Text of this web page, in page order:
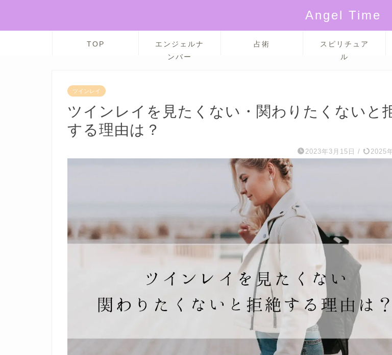
Angel Time
TOP
エンジェルナ
ンバー
占術
スピリチュア
ル
ツインレイ
ツインレイを見たくない・関わりたくないと
する理由は？
2023年3月15日 / 2025